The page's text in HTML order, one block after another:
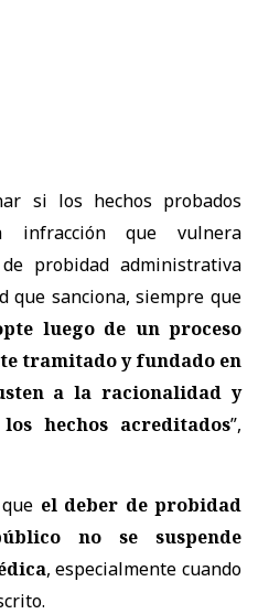
si los hechos probados
que vulnera
probidad administrativa
que sanciona, siempre que
luego de un proceso
tramitado y fundado en
a la racionalidad y
hechos acreditados”,
el deber de probidad
no se suspende
, especialmente cuando